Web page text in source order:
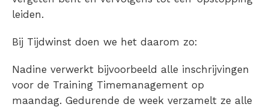
leiden.
Bij Tijdwinst doen we het daarom zo:
Nadine verwerkt bijvoorbeeld alle inschrijvingen
voor de Training Timemanagement op
maandag. Gedurende de week verzamelt ze alle